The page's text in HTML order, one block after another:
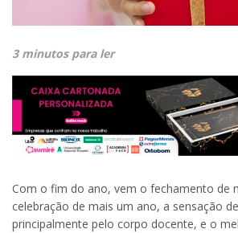
3 minutos para ler
Com o fim do ano, vem o fechamento de
celebração de mais um ano, a sensação
principalmente pelo corpo docente, e o